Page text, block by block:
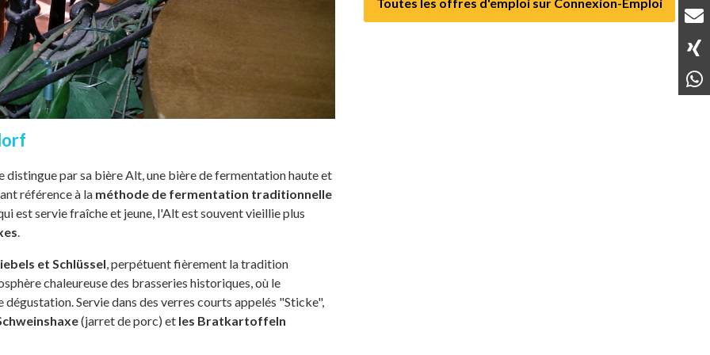
par sa bière Alt, une bière de fermentation haute et
référence à la méthode de fermentation traditionnelle
est servie fraîche et jeune, l'Alt est souvent vieillie plus
.
et Schlüssel, perpétuent fièrement la tradition
chaleureuse des brasseries historiques, où le
Servie dans des verres courts appelés "Sticke",
(jarret de porc) et les Bratkartoffeln
Toutes les offres d'emploi sur Connexion-Emploi